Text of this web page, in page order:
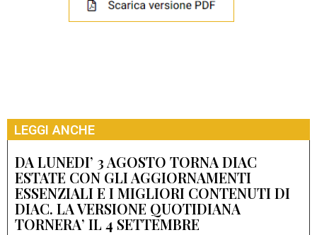
LEGGI ANCHE
DA LUNEDI’ 3 AGOSTO TORNA DIAC
ESTATE CON GLI AGGIORNAMENTI
ESSENZIALI E I MIGLIORI CONTENUTI DI
DIAC. LA VERSIONE QUOTIDIANA
TORNERA’ IL 4 SETTEMBRE